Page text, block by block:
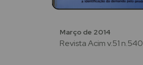
Março de 2014
Revista Acim v.51 n.540